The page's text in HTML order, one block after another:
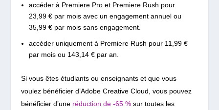
accéder à Premiere Pro et Premiere Rush pour
23,99 € par mois avec un engagement annuel ou
35,99 € par mois sans engagement.
accéder uniquement à Premiere Rush pour 11 ,99 €
par mois ou 143,14 € par an.
Si vous êtes étudiants ou enseignants et que vous
voulez bénéficier d’Adobe Creative Cloud, vous pouvez
bénéficier d’une réduction de -65 %sur toutes les